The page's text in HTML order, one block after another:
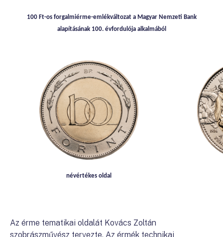
100 Ft-os forgalmiérme-emlékváltozat a Magyar Nemzeti Bank
alapításának 100. évfordulója alkalmából
névértékes oldal
Az érme tematikai oldalát Kovács Zoltán
szobrászművész tervezte. Az érmék technikai